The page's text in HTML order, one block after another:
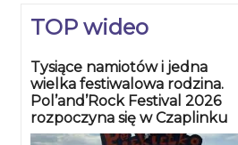
TOP wideo
Tysiące namiotów i jedna
wielka festiwalowa rodzina.
Pol’and’Rock Festival 2026
rozpoczyna się w Czaplinku